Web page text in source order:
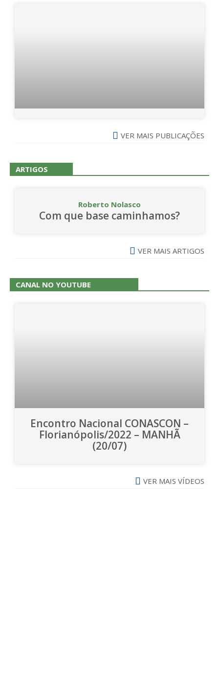
VER MAIS PUBLICAÇÕES
ARTIGOS
Roberto Nolasco
Com que base caminhamos?
VER MAIS ARTIGOS
CANAL NO YOUTUBE
Encontro Nacional CONASCON –
Florianópolis/2022 – MANHÃ
(20/07)
VER MAIS VÍDEOS